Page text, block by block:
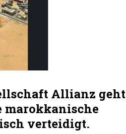
Allianz geht
marokkanische
verteidigt.